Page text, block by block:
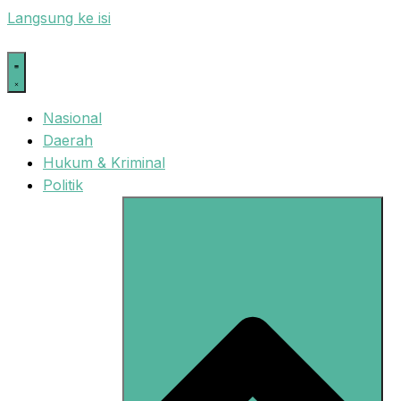
Langsung ke isi
Nasional
Daerah
Hukum & Kriminal
Politik